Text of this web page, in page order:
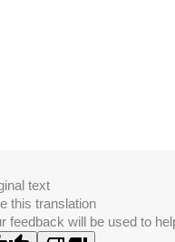
text
this translation
feedback will be used to